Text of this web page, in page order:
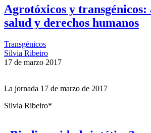
Agrotóxicos y transgénicos:
salud y derechos humanos
Transgénicos
Silvia Ribeiro
17 de marzo 2017
La jornada 17 de marzo de 2017
Silvia Ribeiro*